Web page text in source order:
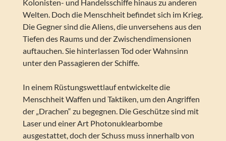
Kolonisten- und Handelsschiffe hinaus zu anderen
Welten. Doch die Menschheit befindet sich im Krieg.
Die Gegner sind die Aliens, die unversehens aus den
Tiefen des Raums und der Zwischendimensionen
auftauchen. Sie hinterlassen Tod oder Wahnsinn
unter den Passagieren der Schiffe.
In einem Rüstungswettlauf entwickelte die
Menschheit Waffen und Taktiken, um den Angriffen
der „Drachen“ zu begegnen. Die Geschütze sind mit
Laser und einer Art Photonuklearbombe
ausgestattet, doch der Schuss muss innerhalb von